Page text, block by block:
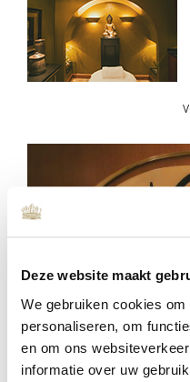
Deze website maakt
We gebruiken cookies
personaliseren, om
en om ons
informatie over uw